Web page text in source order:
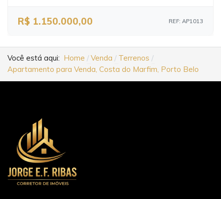
R$ 1.150.000,00 REF: AP1013
Você está aqui: Home Venda
Terrenos
Apartamento para Venda, Costa do Marfim, Porto Belo